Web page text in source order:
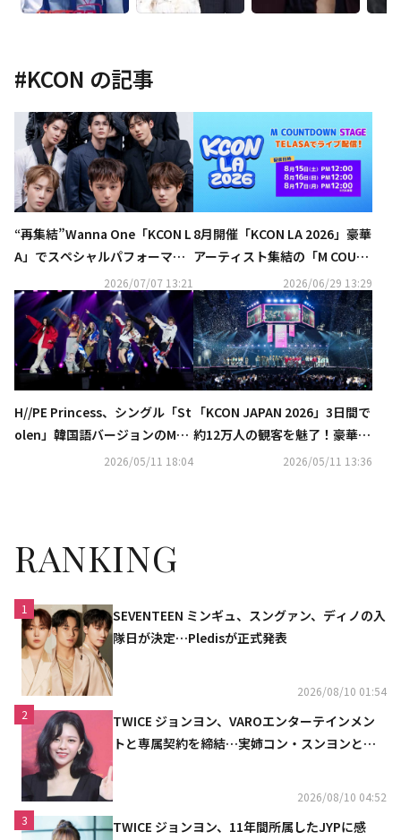
#KCON の記事
“再集結”Wanna One「KCON L
A」でスペシャルパフォーマン
スを披露！9年ぶりの出演に期
待
2026/07/07 13:21
8月開催「KCON LA 2026」豪華
アーティスト集結の「M COUN
TDOWN STAGE」がTELASAで
独占生配信決定！
2026/06/29 13:29
H//PE Princess、シングル「St
olen」韓国語バージョンのMV
公開！ONE OK ROCKのTakaが
2026/05/11 18:04
「KCON JAPAN 2026」3日間で
約12万人の観客を魅了！豪華K-
POPアイドルが集結・体験型コ
2026/05/11 13:36
RANKING
1
SEVENTEEN ミンギュ、スングァン、ディノの入
隊日が決定…Pledisが正式発表
2026/08/10 01:54
2
TWICE ジョンヨン、VAROエンターテインメン
トと専属契約を締結…実姉コン・スンヨンと同
2026/08/10 04:52
3
TWICE ジョンヨン、11年間所属したJYPに感